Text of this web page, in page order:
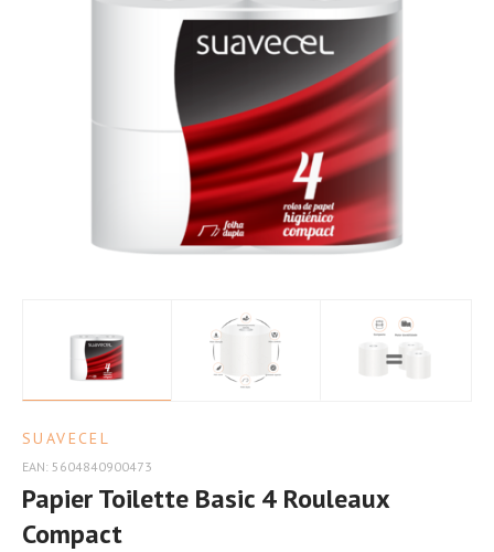
SUAVECEL
EAN: 5604840900473
Papier Toilette Basic 4 Rouleaux
Compact
Rouleaux
Confort